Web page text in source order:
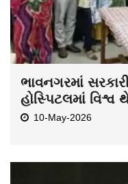
ભાવનગરમાં
હોસ્પિટલમાં વિશ્વ
10-May-2026